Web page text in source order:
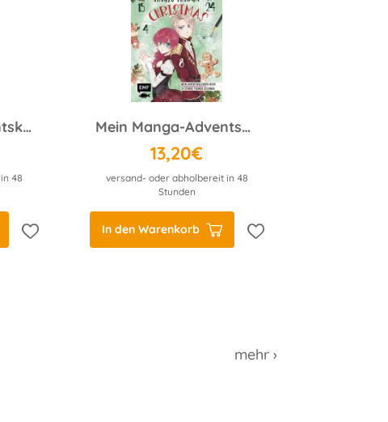
Mein Kawaii-Adventskalender-Buch: Cute Christmas
48
Mein Manga-Adventskalender-Buch: Magic Manga Christmas
13,20€
versand- oder abholbereit in 48
Stunden
In den Warenkorb
mehr ›